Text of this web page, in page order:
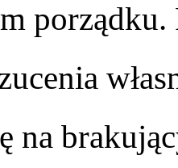
porządku.
na